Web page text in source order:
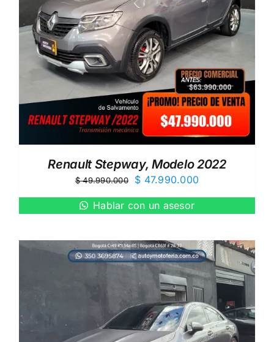
Renault Stepway, Modelo 2022
$49.990.000
El
precio
original
$ 49.990.000.
$ 47.990.000El
precio
actual
$ 47.990.000.
Hablar con un asesor